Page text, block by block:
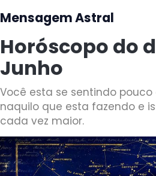
Mensagem Astral
Horóscopo do
Junho
Você esta se sentindo
naquilo que esta fazendo e
cada vez maior.